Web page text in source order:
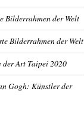
Bilderrahmen der Welt
Bilderrahmen der Welt
der Art Taipei 2020
Gogh: Künstler der